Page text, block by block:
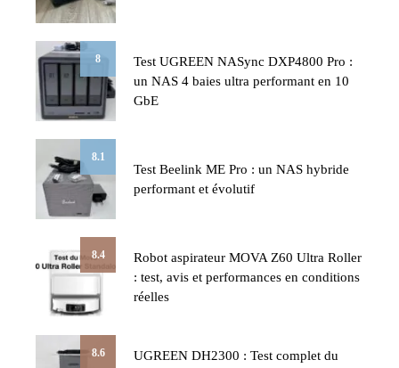
8
Test UGREEN NASync DXP4800 Pro :
un NAS 4 baies ultra performant en 10
GbE
8.1
Test Beelink ME Pro : un NAS hybride
performant et évolutif
8.4
Robot aspirateur MOVA Z60 Ultra Roller
: test, avis et performances en conditions
réelles
8.6
UGREEN DH2300 : Test complet du